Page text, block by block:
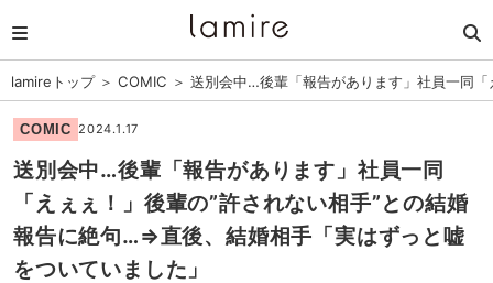
lamireトップ＞ COMIC ＞ 送別会中…後輩「報告があります」社員一同
COMIC 2024.1.17
送別会中…後輩「報告があります」社員一同
「えぇぇ！」後輩の”許されない相手”との結婚
報告に絶句…⇒直後、結婚相手「実はずっと嘘
をついていました」